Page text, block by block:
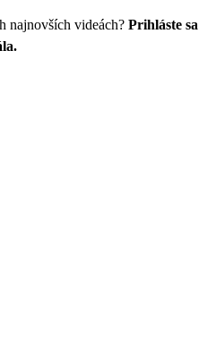
najnovších videách? Prihláste sa